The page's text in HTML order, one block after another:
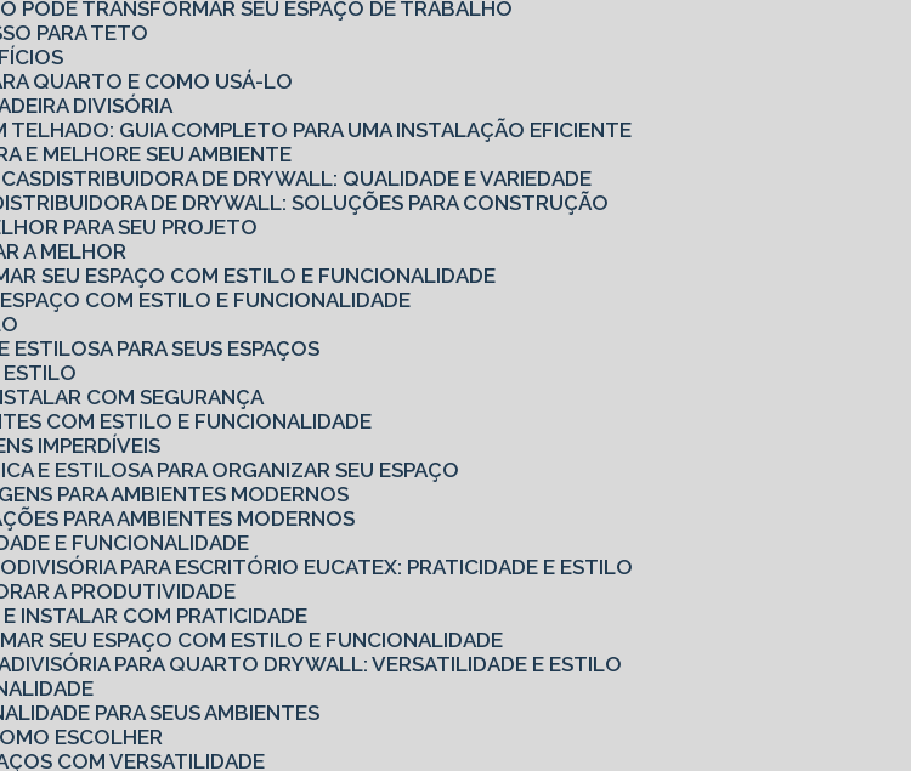
PODE TRANSFORMAR SEU ESPAÇO DE TRABALHO
PARA TETO
QUARTO E COMO USÁ-LO
DIVISÓRIA
TELHADO: GUIA COMPLETO PARA UMA INSTALAÇÃO EFICIENTE
E MELHORE SEU AMBIENTE
DISTRIBUIDORA DE DRYWALL: QUALIDADE E VARIEDADE
DISTRIBUIDORA DE DRYWALL: SOLUÇÕES PARA CONSTRUÇÃO
PARA SEU PROJETO
A MELHOR
SEU ESPAÇO COM ESTILO E FUNCIONALIDADE
COM ESTILO E FUNCIONALIDADE
ESTILOSA PARA SEUS ESPAÇOS
ESTILO
COM SEGURANÇA
COM ESTILO E FUNCIONALIDADE
IMPERDÍVEIS
E ESTILOSA PARA ORGANIZAR SEU ESPAÇO
PARA AMBIENTES MODERNOS
PARA AMBIENTES MODERNOS
E FUNCIONALIDADE
DIVISÓRIA PARA ESCRITÓRIO EUCATEX: PRATICIDADE E ESTILO
A PRODUTIVIDADE
INSTALAR COM PRATICIDADE
SEU ESPAÇO COM ESTILO E FUNCIONALIDADE
DIVISÓRIA PARA QUARTO DRYWALL: VERSATILIDADE E ESTILO
PARA SEUS AMBIENTES
ESCOLHER
COM VERSATILIDADE